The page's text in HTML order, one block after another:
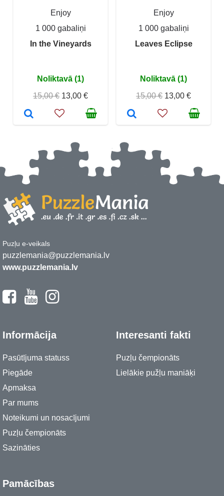
Enjoy
1 000 gabaliņi
In the Vineyards
Noliktavā (1)
15,00 € 13,00 €
Enjoy
1 000 gabaliņi
Leaves Eclipse
Noliktavā (1)
15,00 € 13,00 €
Puzļu e-veikals
puzzlemania@puzzlemania.lv
www.puzzlemania.lv
Informācija
Pasūtījuma statuss
Piegāde
Apmaksa
Par mums
Noteikumi un nosacījumi
Puzļu čempionāts
Sazināties
Interesanti fakti
Puzļu čempionāts
Lielākie pužļu maniāķi
Pamācības